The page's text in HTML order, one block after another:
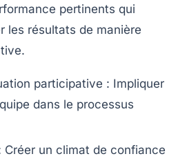
pertinents qui
les résultats de manière
participative : Impliquer
dans le processus
Créer un climat de confiance